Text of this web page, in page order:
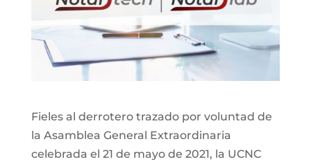
Fieles al derrotero trazado por voluntad de
la Asamblea General Extraordinaria
celebrada el 21 de mayo de 2021, la UCNC